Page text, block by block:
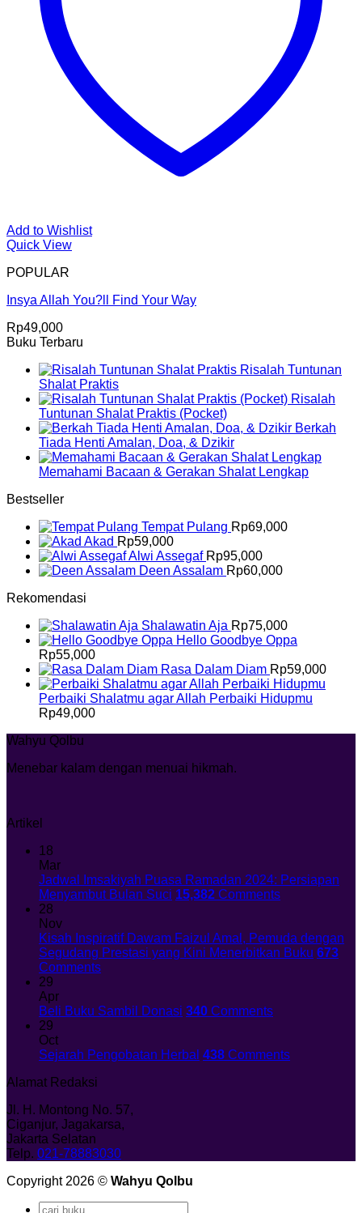
Add to Wishlist
Quick View
POPULAR
Insya Allah You?ll Find Your Way
Rp49,000
Buku Terbaru
Risalah Tuntunan
Shalat Praktis
Risalah
Tuntunan Shalat Praktis (Pocket)
Berkah
Tiada Henti Amalan, Doa, & Dzikir
Memahami Bacaan & Gerakan Shalat Lengkap
Bestseller
Tempat Pulang Rp69,000
Akad Rp59,000
Alwi Assegaf Rp95,000
Deen Assalam Rp60,000
Rekomendasi
Shalawatin Aja Rp75,000
Hello Goodbye Oppa
Rp55,000
Rasa Dalam Diam Rp59,000
Perbaiki Shalatmu agar Allah Perbaiki Hidupmu
Rp49,000
Wahyu Qolbu
Menebar kalam dengan menuai hikmah.
Artikel
18
Mar
Jadwal Imsakiyah Puasa Ramadan 2024: Persiapan
Menyambut Bulan Suci 15,382 Comments
28
Nov
Kisah Inspiratif Dawam Faizul Amal, Pemuda dengan
Segudang Prestasi yang Kini Menerbitkan Buku 673
Comments
29
Apr
Beli Buku Sambil Donasi 340 Comments
29
Oct
Sejarah Pengobatan Herbal 438 Comments
Alamat Redaksi
Jl. H. Montong No. 57,
Ciganjur, Jagakarsa,
Jakarta Selatan
Telp. 021-78883030
Copyright 2026 © Wahyu Qolbu
Search